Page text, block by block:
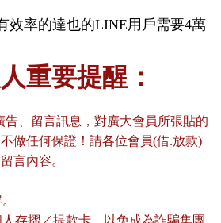
效率的達也的LINE用戶需要4萬
重要提醒：
告、留言訊息，對廣大會員所張貼的
做任何保證！請各位會員(借.放款)
言內容。
存摺／提款卡，以免成為詐騙集團